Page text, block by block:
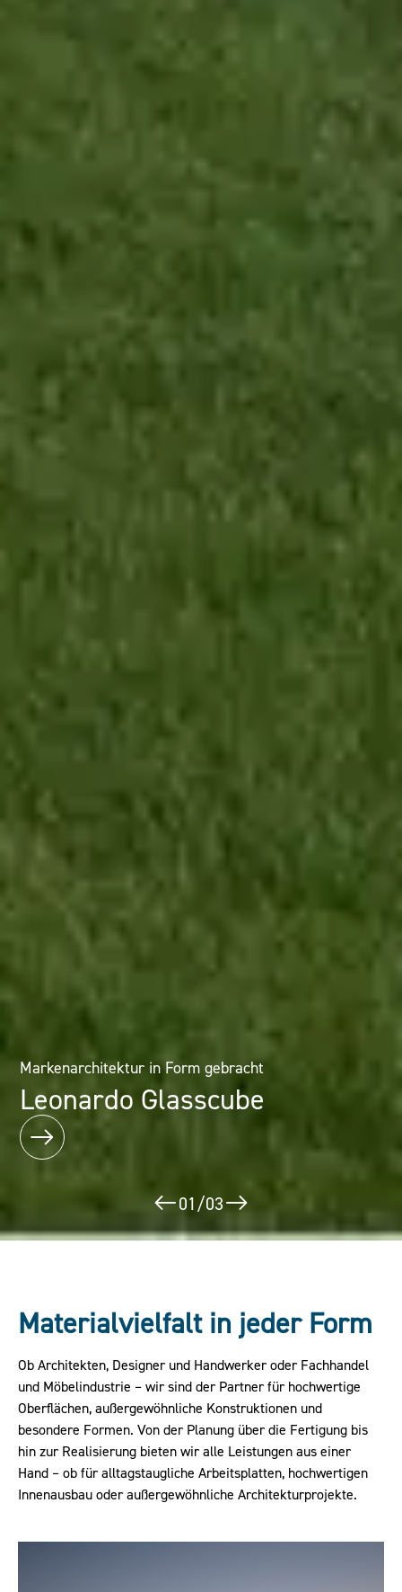
Markenarchitektur in Form gebracht
Leonardo Glasscube
Architektur als Erlebnis: Mineralwerkstofflösungen im
Designhotel
Puerta América
02/03
Materialvielfalt in jeder Form
Ob Architekten, Designer und Handwerker oder Fachhandel
und Möbelindustrie – wir sind der Partner für hochwertige
Oberflächen, außergewöhnliche Konstruktionen und
besondere Formen. Von der Planung über die Fertigung bis
hin zur Realisierung bieten wir alle Leistungen aus einer
Hand – ob für alltagstaugliche Arbeitsplatten, hochwertigen
Innenausbau oder außergewöhnliche Architekturprojekte.